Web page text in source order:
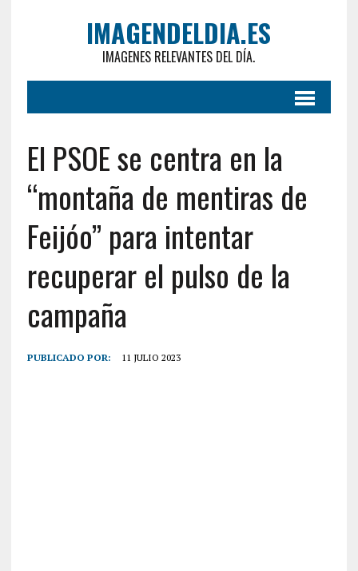
IMAGENDELDIA.ES
IMAGENES RELEVANTES DEL DÍA.
El PSOE se centra en la
“montaña de mentiras de
Feijóo” para intentar
recuperar el pulso de la
campaña
PUBLICADO POR: 11 JULIO 2023